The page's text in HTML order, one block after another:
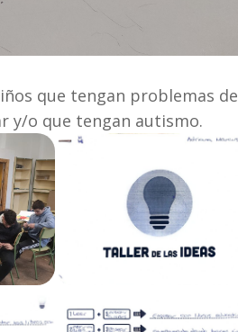
que tengan problemas de
y/o que tengan autismo.